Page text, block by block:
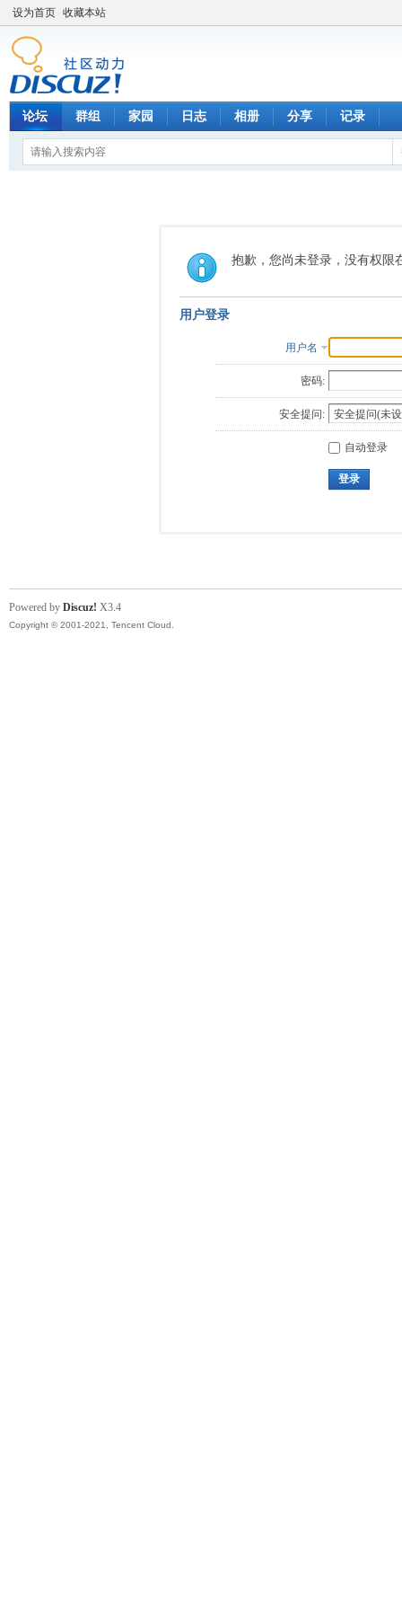
设为首页 收藏本站
论坛 群组 家园 日志 相册 分享 记录
抱歉，您尚未登录，没有权限
用户登录
用户名
密码:
安全提问:
自动登录
登录
Powered by Discuz! X3.4
Copyright © 2001-2021, Tencent Cloud.